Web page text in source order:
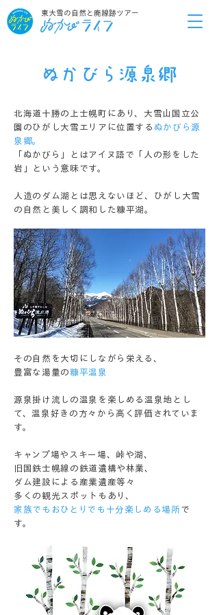
東大雪の自然と廃線跡ツアー
ぬかびら源泉郷
北海道十勝の上士幌町にあり、大雪山国立公
園のひがし大雪エリアに位置する ぬかびら源
泉郷。
「ぬかびら」とはアイヌ語で「人の形をした
岩」という意味です。
人造のダム湖とは思えないほど、ひがし大雪
の自然と美しく調和した糠平湖。
その自然を大切にしながら栄える、
豊富な湯量の糠平温泉
源泉掛け流しの温泉を楽しめる温泉地とし
て、温泉好きの方々から高く評価されていま
す。
キャンプ場やスキー場、峠や湖、
旧国鉄士幌線の鉄道遺構や林業、
ダム建設による産業遺産等々
多くの観光スポットもあり、
家族でもおひとりでも十分楽しめる場所で
す。